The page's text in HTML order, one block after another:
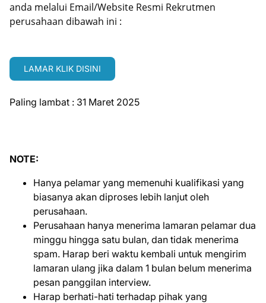
anda melalui Email/Website Resmi Rekrutmen
perusahaan dibawah ini :
LAMAR KLIK DISINI
Paling lambat : 31 Maret 2025
NOTE:
Hanya pelamar yang memenuhi kualifikasi yang
biasanya akan diproses lebih lanjut oleh
perusahaan.
Perusahaan hanya menerima lamaran pelamar dua
minggu hingga satu bulan, dan tidak menerima
spam. Harap beri waktu kembali untuk mengirim
lamaran ulang jika dalam 1 bulan belum menerima
pesan panggilan interview.
Harap berhati-hati terhadap pihak yang